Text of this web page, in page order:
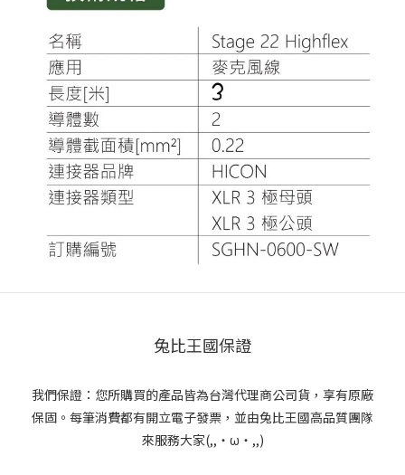
兔比王國保證
我們保證：您所購買的產品皆為台灣代理商公司貨，享有原廠
保固。每筆消費都有開立電子發票，並由兔比王國高品質團隊
來服務大家(,,・ω・,,)